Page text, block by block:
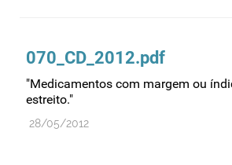
Vigilância de cosméticos
Vigilância de dispositivos
070_CD_2012.pdf
"Medicamentos com margem ou
estreito."
28/05/2012